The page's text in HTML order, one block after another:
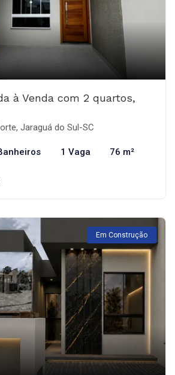
à Venda com 2 quartos,
Jaraguá do Sul-SC
1 Vaga 76 m²
Em Construção